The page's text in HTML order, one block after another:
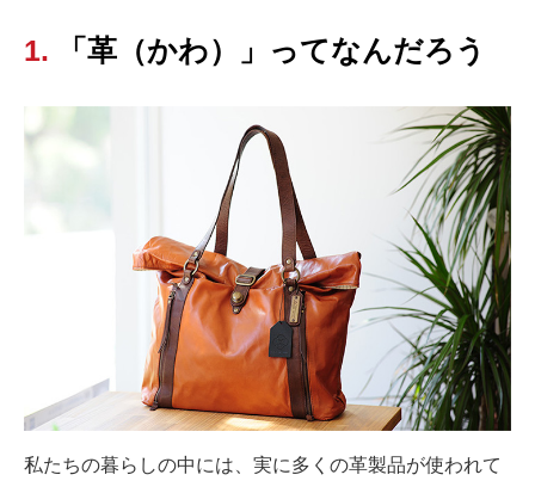
日本の革の良さを知ろう
閲覧したアイテム
1. 「革（かわ）」ってなんだろう
私たちの暮らしの中には、実に多くの革製品が使われて